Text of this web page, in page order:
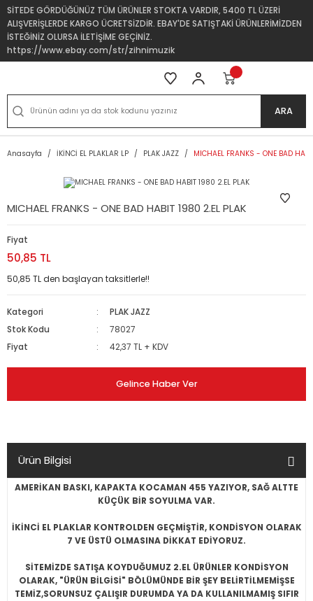
SİTEDE GÖRDÜĞÜNÜZ TÜM ÜRÜNLER STOKTA VARDIR, 5400 TL ÜZERİ
ALIŞVERİŞLERDE KARGO ÜCRETSİZDİR. EBAY'DE SATIŞTAKİ ÜRÜNLERİMİZDEN
İSTEĞİNİZ OLURSA İLETİŞİME GEÇİNİZ.
https://www.ebay.com/str/zihnimuzik
ARA
Anasayfa İKİNCİ EL PLAKLAR LP PLAK JAZZ MICHAEL FRANKS - ONE BAD
MICHAEL FRANKS - ONE BAD HABIT 1980 2.EL PLAK
Fiyat
50,85 TL
50,85 TL den başlayan taksitlerle!!
Kategori
PLAK JAZZ
Stok Kodu
78027
Fiyat
42,37 TL + KDV
Gelince Haber Ver
Ürün Bilgisi
AMERİKAN BASKI, KAPAKTA KOCAMAN 455 YAZIYOR, SAĞ ALTTE
KÜÇÜK BİR SOYULMA VAR.
İKİNCİ EL PLAKLAR KONTROLDEN GEÇMİŞTİR, KONDİSYON OLARAK
7 VE ÜSTÜ OLMASINA DİKKAT EDİYORUZ.
SİTEMİZDE SATIŞA KOYDUĞUMUZ 2.EL ÜRÜNLER KONDİSYON
OLARAK, "ÜRÜN BİLGİSİ" BÖLÜMÜNDE BİR ŞEY BELİRTİLMEMİŞSE
TEMİZ,SORUNSUZ ÇALIŞIR DURUMDA YA DA KULLANILMAMIŞ SIFIR